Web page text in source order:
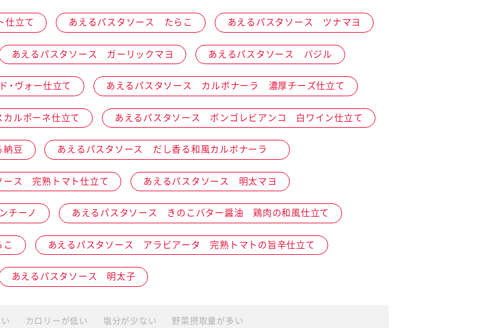
おうちでミールストック
みんなの食と健康応援
食
・健康ケア商品
ケージサラダ
キユーピー３分
クッキング
テレビ・ラジオ
イベント協賛
イベント協賛
リティ 研究開発 株主・投資家の皆様へ
仕立て あえるパスタソース たらこ あえるパスタソース ツナマヨ
あえるパスタソース ガーリックマヨ あえるパスタソース バジル
ヴォー仕立て あえるパスタソース カルボナーラ 濃厚チーズ仕立て
ルポーネ仕立て あえるパスタソース ボンゴレビアンコ 白ワイン仕立て
豆 あえるパスタソース だし香る和風カルボナーラ
ース 完熟トマト仕立て あえるパスタソース 明太マヨ
チーノ あえるパスタソース きのこバター醤油 鶏肉の和風仕立て
あえるパスタソース アラビアータ 完熟トマトの旨辛仕立て
あえるパスタソース 明太子
カロリーが低い 塩分が少ない 野菜摂取量が多い